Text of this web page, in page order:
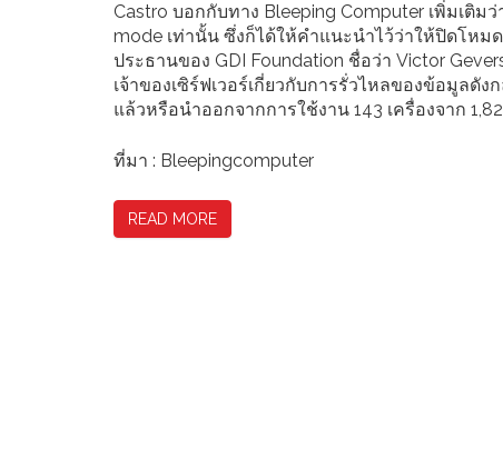
Castro บอกกับทาง Bleeping Computer เพิ่มเติ
mode เท่านั้น ซึ่งก็ได้ให้คำแนะนำไว้ว่าให้ปิดโหม
ประธานของ GDI Foundation ชื่อว่า Victor
เจ้าของเซิร์ฟเวอร์เกี่ยวกับการรั่วไหลของข้อมูลดั
แล้วหรือนำออกจากการใช้งาน 143 เครื่องจาก
ที่มา : Bleepingcomputer
READ MORE